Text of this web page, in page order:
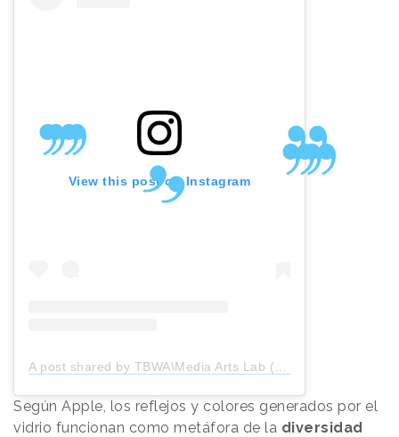
View this post on Instagram
A post shared by TBWA\Media Arts Lab (@tbwamal)
Según Apple, los reflejos y colores generados por el
vidrio funcionan como metáfora de la diversidad